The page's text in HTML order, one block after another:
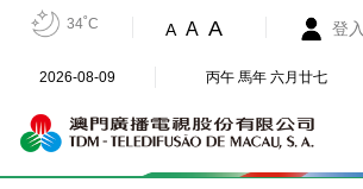
34˚C A A A 登入
2026-08-09 丙午 馬年 六月廿七